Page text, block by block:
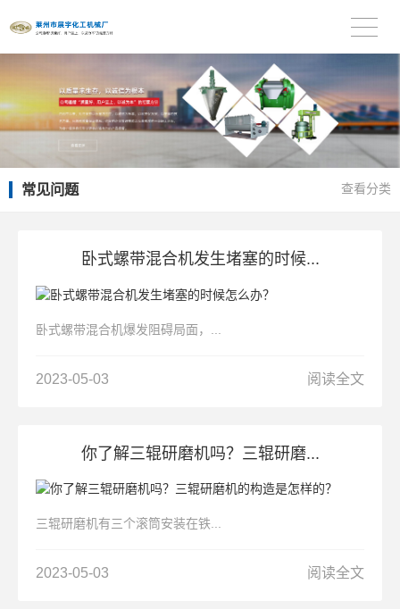
常见问题 查看分类
卧式螺带混合机发生堵塞的时候...
卧式螺带混合机爆发阻碍局面，...
2023-05-03 阅读全文
你了解三辊研磨机吗？三辊研磨...
三辊研磨机有三个滚筒安装在铁...
2023-05-03 阅读全文